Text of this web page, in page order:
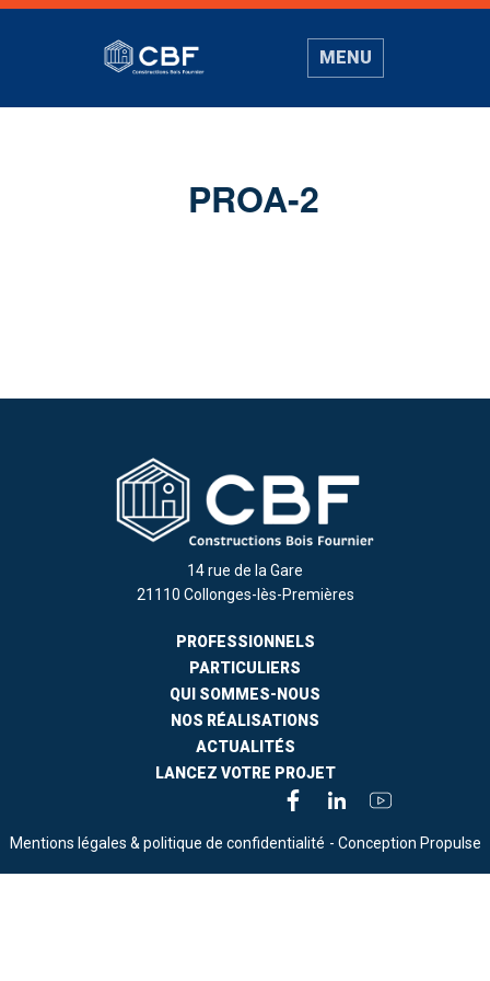
MENU
PROA-2
14 rue de la Gare
21110 Collonges-lès-Premières
PROFESSIONNELS
PARTICULIERS
QUI SOMMES-NOUS
NOS RÉALISATIONS
ACTUALITÉS
LANCEZ VOTRE PROJET
Mentions légales & politique de confidentialité - Conception Propulse